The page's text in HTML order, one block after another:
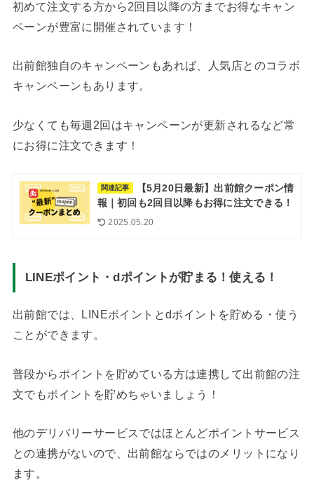
初めて注文する方から2回目以降の方までお得なキャン
ペーンが豊富に開催されています！
出前館独自のキャンペーンもあれば、人気店とのコラボ
キャンペーンもあります。
少なくても毎週2回はキャンペーンが更新されるなど常
にお得に注文できます！
関連記事
【5月20日最新】出前館クーポン情
報｜初回も2回目以降もお得に注文できる！
2025.05.20
LINEポイント・dポイントが貯まる！使える！
出前館では、LINEポイントとdポイントを貯める・使う
ことができます。
普段からポイントを貯めている方は連携して出前館の注
文でもポイントを貯めちゃいましょう！
他のデリバリーサービスではほとんどポイントサービス
との連携がないので、出前館ならではのメリットになり
ます。